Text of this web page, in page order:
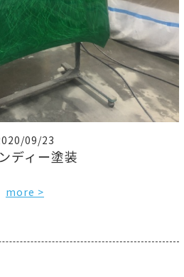
09/23
ディー塗装
more >